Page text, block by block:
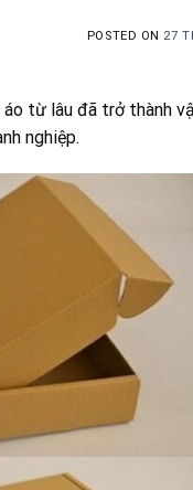
POSTED ON 27
từ lâu đã trở thành
nghiệp.